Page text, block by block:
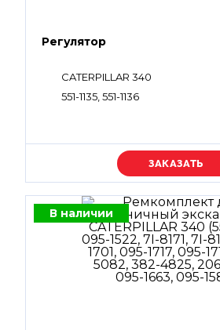
Регулятор
CATERPILLAR 340
551-1135, 551-1136
Уточняйте цену
В наличии